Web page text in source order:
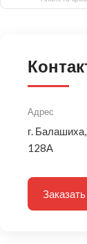
Адрес
г.
128А